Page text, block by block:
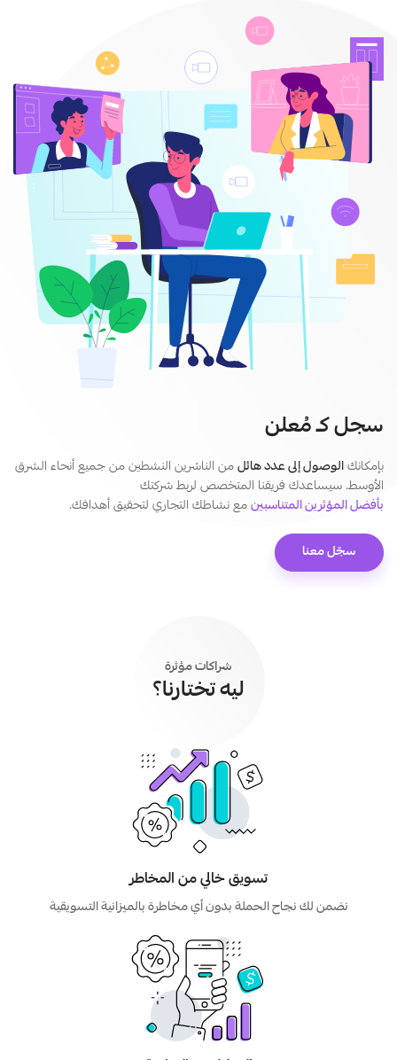
سجل كـ مُعلن
بإمكانكالوصول إلى عدد هائلمن الناشرين النشطين من جميع أنحاء الشرق
الأوسط. سيساعدك فريقنا المتخصص لربط شركتك
بأفضل المؤثرين المتناسبينمع نشاطك التجاري لتحقيق أهدافك.
سجّل معنا
شراكات مؤثرة
ليه تختارنا؟
تسويق خالي من المخاطر
نضمن لك نجاح الحملة بدون أي مخاطرة بالميزانية التسويقية